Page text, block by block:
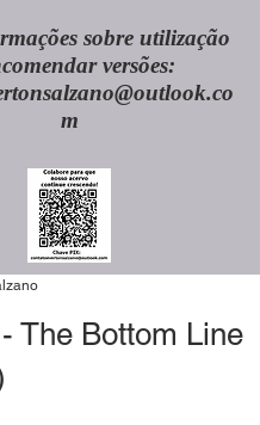
sobre utilização
versões:
m
The Bottom Line